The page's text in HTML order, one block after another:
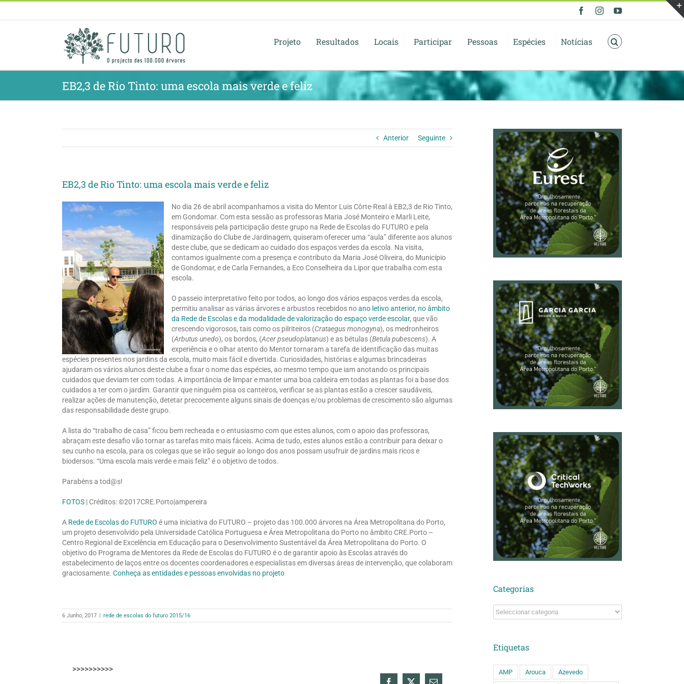
FacebookInstagramYouTube
Projeto Resultados Locais Participar Pessoas Espécies Notícias
EB2,3 de Rio Tinto: uma escola mais verde e feliz
Anterior Seguinte
EB2,3 de Rio Tinto: uma escola mais verde e feliz
No dia 26 de abril acompanhamos a visita do Mentor Luis Côrte-Real à EB2,3 de Rio Tinto,
em Gondomar. Com esta sessão as professoras Maria José Monteiro e Marli Leite,
responsáveis pela participação deste grupo na Rede de Escolas do FUTURO e pela
dinamização do Clube de Jardinagem, quiseram oferecer uma “aula” diferente aos alunos
deste clube, que se dedicam ao cuidado dos espaços verdes da escola. Na visita,
contamos igualmente com a presença e contributo da Maria José Oliveira, do Município
de Gondomar, e de Carla Fernandes, a Eco Conselheira da Lipor que trabalha com esta
escola.
O passeio interpretativo feito por todos, ao longo dos vários espaços verdes da escola,
permitiu analisar as várias árvores e arbustos recebidos noano letivo anterior, no âmbito
da Rede de Escolas e da modalidade de valorização do espaço verde escolar, que vão
crescendo vigorosos, tais como os pilriteiros (Crataegus monogyna), os medronheiros
(Arbutus unedo), os bordos, (Acer pseudoplatanus) e as bétulas (Betula pubescens). A
experiência e o olhar atento do Mentor tornaram a tarefa de identificação das muitas
espécies presentes nos jardins da escola, muito mais fácil e divertida. Curiosidades, histórias e algumas brincadeiras
ajudaram os vários alunos deste clube a fixar o nome das espécies, ao mesmo tempo que iam anotando os principais
cuidados que deviam ter com todas. A importância de limpar e manter uma boa caldeira em todas as plantas foi a base dos
cuidados a ter com o jardim. Garantir que ninguém pisa os canteiros, verificar se as plantas estão a crescer saudáveis,
realizar ações de manutenção, detetar precocemente alguns sinais de doenças e/ou problemas de crescimento são algumas
das responsabilidade deste grupo.
A lista do “trabalho de casa” ficou bem recheada e o entusiasmo com que estes alunos, com o apoio das professoras,
abraçam este desafio vão tornar as tarefas mito mais fáceis. Acima de tudo, estes alunos estão a contribuir para deixar o
seu cunho na escola, para os colegas que se irão seguir ao longo dos anos possam usufruir de jardins mais ricos e
biodersos. “Uma escola mais verde e mais feliz” é o objetivo de todos.
Parabéns a tod@s!
FOTOS | Créditos: ©2017CRE.Porto|ampereira
A Rede de Escolas do FUTURO é uma iniciativa do FUTURO – projeto das 100.000 árvores na Área Metropolitana do Porto,
um projeto desenvolvido pela Universidade Católica Portuguesa e Área Metropolitana do Porto no âmbito CRE.Porto –
Centro Regional de Excelência em Educação para o Desenvolvimento Sustentável da Área Metropolitana do Porto. O
objetivo do Programa de Mentores da Rede de Escolas do FUTURO é o de garantir apoio às Escolas através do
estabelecimento de laços entre os docentes coordenadores e especialistas em diversas áreas de intervenção, que colaboram
graciosamente. Conheça as entidades e pessoas envolvidas no projeto
6 Junho, 2017 | rede de escolas do futuro 2015/16
>>>>>>>>>>
Categorias
Categorias
Etiquetas
AMP Arouca Azevedo